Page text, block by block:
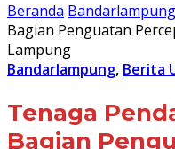
Beranda Bandarlampung
Bagian Penguatan
Lampung
Bandarlampung, Berita
Tenaga
Bagian